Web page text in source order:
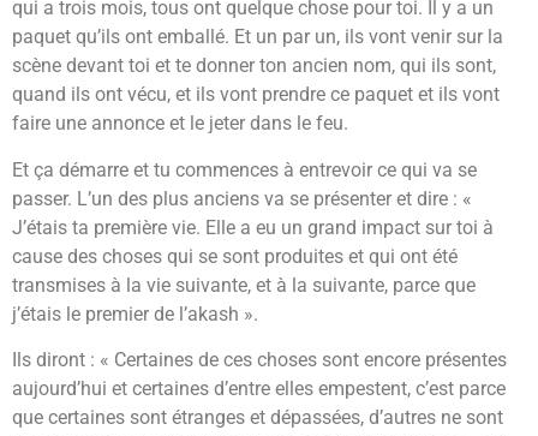
qui a trois mois, tous ont quelque chose pour toi. Il y a un
paquet qu’ils ont emballé. Et un par un, ils vont venir sur la
scène devant toi et te donner ton ancien nom, qui ils sont,
quand ils ont vécu, et ils vont prendre ce paquet et ils vont
faire une annonce et le jeter dans le feu.
Et ça démarre et tu commences à entrevoir ce qui va se
passer. L’un des plus anciens va se présenter et dire : «
J’étais ta première vie. Elle a eu un grand impact sur toi à
cause des choses qui se sont produites et qui ont été
transmises à la vie suivante, et à la suivante, parce que
j’étais le premier de l’akash ».
Ils diront : « Certaines de ces choses sont encore présentes
aujourd’hui et certaines d’entre elles empestent, c’est parce
que certaines sont étranges et dépassées, d’autres ne sont